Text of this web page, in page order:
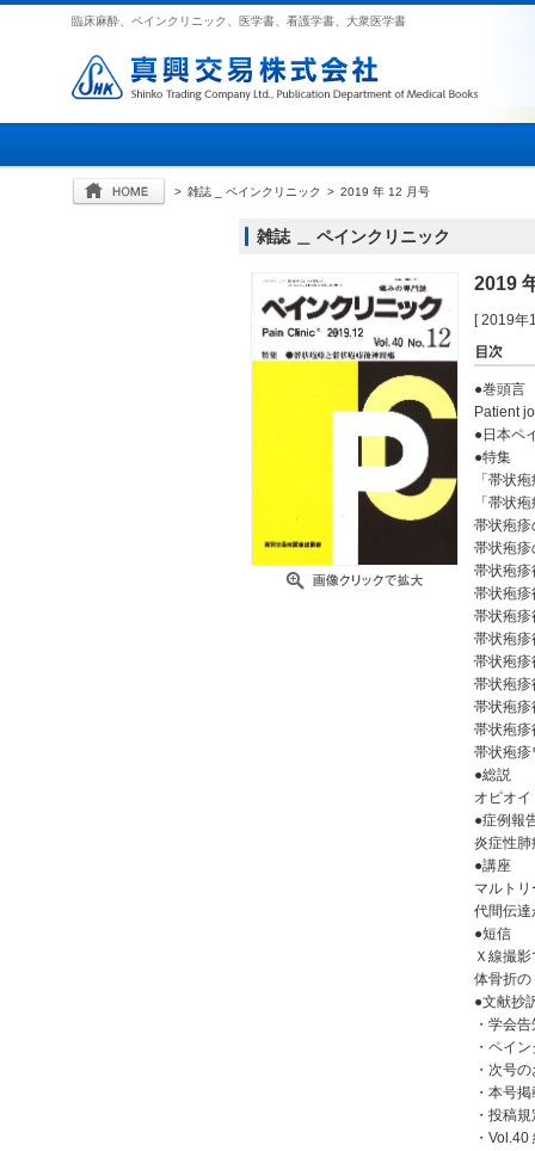
臨床麻酔、ペインクリニック、医学書、看護学書、大衆医学書
> 雑誌 _ ペインクリニック > 2019 年 12 月号
雑誌 ＿ ペインクリニック
2019
[ 2019年
●巻頭言
Patient
●日本ペ
●特集
「帯状
「帯状
帯状疱
帯状疱
帯状疱
帯状疱
帯状疱
帯状疱
帯状疱
帯状疱
帯状疱
帯状疱
帯状疱
●総説
オピオ
●症例報
炎症性
●講座
マルト
代間伝
●短信
Ｘ線撮
体骨折
●文献抄
・学会
・ペイ
・次号
・本号
・投稿
・Vol.40